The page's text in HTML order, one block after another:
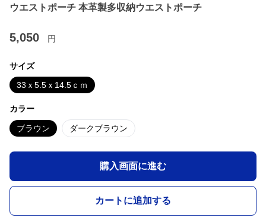
ウエストポーチ 本革製多収納ウエストポーチ
5,050 円
サイズ
33ｘ5.5ｘ14.5ｃｍ
カラー
ブラウン ダークブラウン
購入画面に進む
カートに追加する